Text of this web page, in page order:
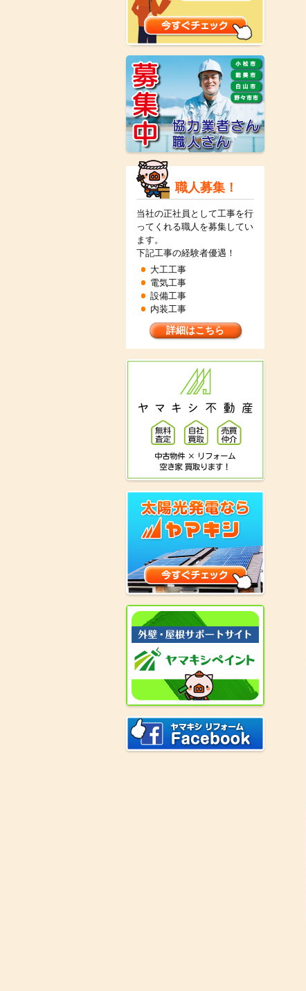
金沢田上店
職人募集！
当社の正社員として工事を行
ってくれる職人を募集してい
ます。
下記工事の経験者優遇！
大工工事
電気工事
設備工事
内装工事
詳細はこちら